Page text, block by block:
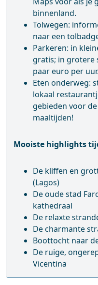
binnenland.
Tolwegen:
naar een
Parkeren: in
gratis; in grotere
paar euro per uur.
Eten onderweg:
lokaal
gebieden voor
maaltijden!
Mooiste highlights
De kliffen en
(Lagos)
De oude stad
kathedraal
De relaxte
De charmante
Boottocht naar
De ruige,
Vicentina